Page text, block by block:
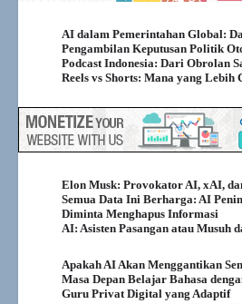
AI dalam Pemerintahan Global:
Pengambilan Keputusan Politik
Podcast Indonesia: Dari Obrolan
Reels vs Shorts: Mana yang Lebih
Elon Musk: Provokator AI, xAI,
Semua Data Ini Berharga: AI
Diminta Menghapus Informasi
AI: Asisten Pasangan atau Musuh
Apakah AI Akan Menggantikan
Masa Depan Belajar Bahasa
Guru Privat Digital yang Adaptif